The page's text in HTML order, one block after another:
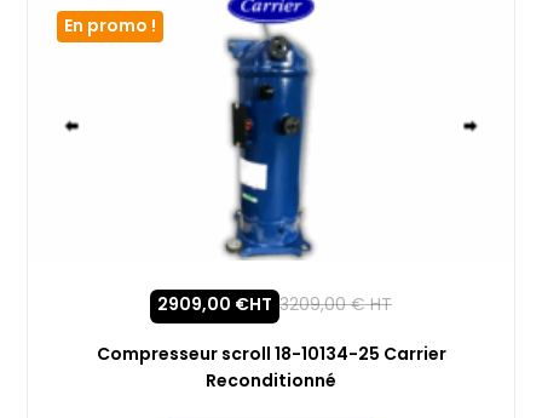
En promo !
Compresseur scroll 18-10134-25 Carrier
Reconditionné
2909,00 €HT 3209,00€HT